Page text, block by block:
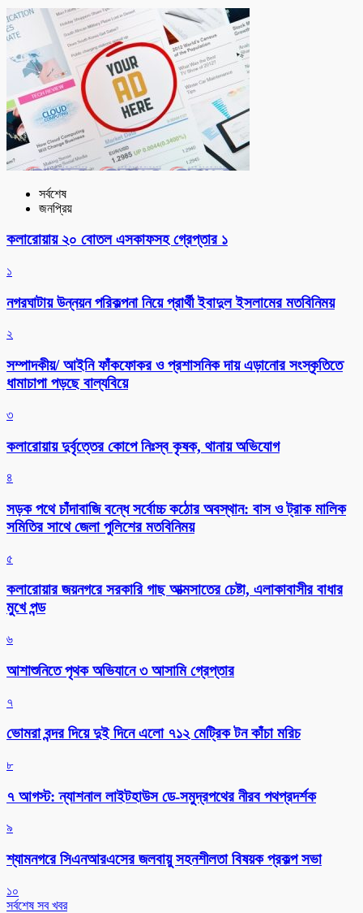
সর্বশেষ
জনপ্রিয়
কলারোয়ায় ২০ বোতল এসকাফসহ গ্রেপ্তার ১
১
নগরঘাটায় উন্নয়ন পরিকল্পনা নিয়ে প্রার্থী ইবাদুল ইসলামের মতবিনিময়
২
সম্পাদকীয়/ আইনি ফাঁকফোকর ও প্রশাসনিক দায় এড়ানোর সংস্কৃতিতে
ধামাচাপা পড়ছে বাল্যবিয়ে
৩
কলারোয়ায় দুর্বৃত্তের কোপে নিঃস্ব কৃষক, থানায় অভিযোগ
৪
সড়ক পথে চাঁদাবাজি বন্ধে সর্বোচ্চ কঠোর অবস্থান: বাস ও ট্রাক মালিক
সমিতির সাথে জেলা পুলিশের মতবিনিময়
৫
কলারোয়ার জয়নগরে সরকারি গাছ আত্মসাতের চেষ্টা, এলাকাবাসীর বাধার
মুখে পন্ড
৬
আশাশুনিতে পৃথক অভিযানে ৩ আসামি গ্রেপ্তার
৭
ভোমরা বন্দর দিয়ে দুই দিনে এলো ৭১২ মেট্রিক টন কাঁচা মরিচ
৮
৭ আগস্ট: ন্যাশনাল লাইটহাউস ডে-সমুদ্রপথের নীরব পথপ্রদর্শক
৯
শ্যামনগরে সিএনআরএসের জলবায়ু সহনশীলতা বিষয়ক প্রকল্প সভা
১০
সর্বশেষ সব খবর